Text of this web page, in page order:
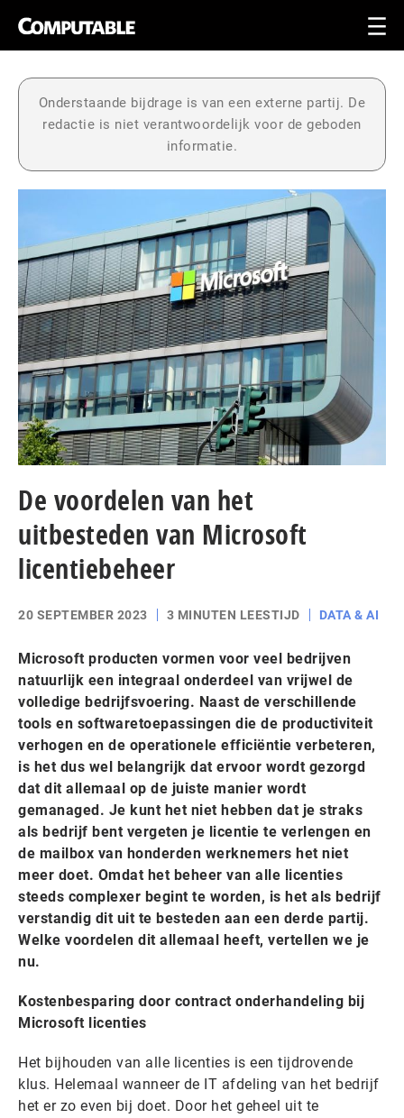
Onderstaande bijdrage is van een externe partij. De
redactie is niet verantwoordelijk voor de geboden
informatie.
De voordelen van het
uitbesteden van Microsoft
licentiebeheer
20 SEPTEMBER 2023 3 MINUTEN LEESTIJD DATA & AI
Microsoft producten vormen voor veel bedrijven
natuurlijk een integraal onderdeel van vrijwel de
volledige bedrijfsvoering. Naast de verschillende
tools en softwaretoepassingen die de productiviteit
verhogen en de operationele efficiëntie verbeteren,
is het dus wel belangrijk dat ervoor wordt gezorgd
dat dit allemaal op de juiste manier wordt
gemanaged. Je kunt het niet hebben dat je straks
als bedrijf bent vergeten je licentie te verlengen en
de mailbox van honderden werknemers het niet
meer doet. Omdat het beheer van alle licenties
steeds complexer begint te worden, is het als bedrijf
verstandig dit uit te besteden aan een derde partij.
Welke voordelen dit allemaal heeft, vertellen we je
nu.
Kostenbesparing door contract onderhandeling bij
Microsoft licenties
Het bijhouden van alle licenties is een tijdrovende
klus. Helemaal wanneer de IT afdeling van het bedrijf
het er zo even bij doet. Door het geheel uit te